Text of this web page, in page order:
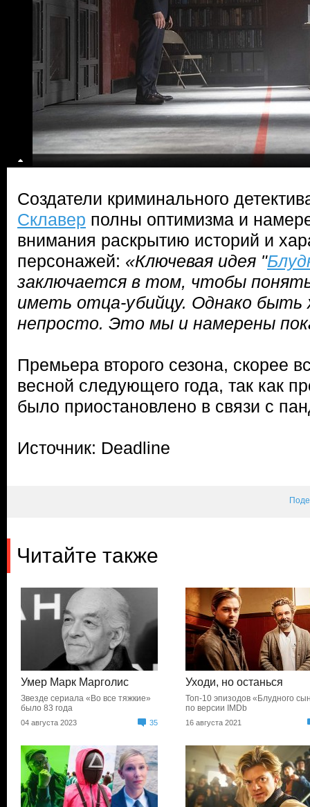
Создатели криминального
Склавер полны оптимизма и
внимания раскрытию историй и
персонажей: «Ключевая идея "
заключается в том, чтобы
иметь отца-убийцу. Однако быть
непросто. Это мы и намерены
Премьера второго сезона, скорее
весной следующего года, так как
было приостановлено в связи с
Источник: Deadline
Читайте также
Умер Марк Марголис
Звезде сериала «Во все тяжкие»
было 83 года
04 августа 2023 35
Уходи, но останься
Топ-10 эпизодов «Блудного
по версии IMDb
16 августа 2021